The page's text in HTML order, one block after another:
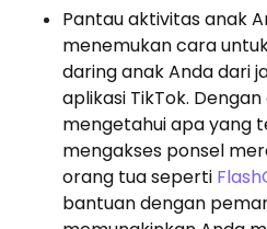
Pantau aktivitas anak
menemukan cara
daring anak Anda dari
aplikasi TikTok.
mengetahui apa yang
mengakses ponsel
orang tua seperti
bantuan dengan